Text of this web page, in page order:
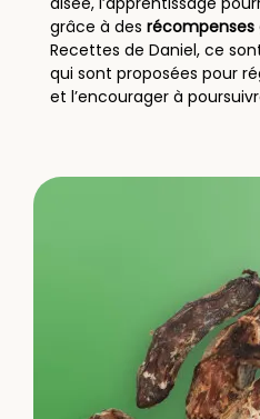
grâce à des
Recettes de Daniel, ce
qui sont proposées pour
et l’encourager à